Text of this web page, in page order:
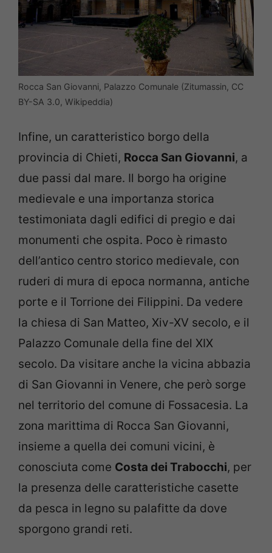
Rocca San Giovanni, Palazzo Comunale (Zitumassin, CC
BY-SA 3.0, Wikipeddia)
Infine, un caratteristico borgo della
provincia di Chieti, Rocca San Giovanni, a
due passi dal mare. Il borgo ha origine
medievale e una importanza storica
testimoniata dagli edifici di pregio e dai
monumenti che ospita. Poco è rimasto
dell’antico centro storico medievale, con
ruderi di mura di epoca normanna, antiche
porte e il Torrione dei Filippini. Da vedere
la chiesa di San Matteo, Xiv-XV secolo, e il
Palazzo Comunale della fine del XIX
secolo. Da visitare anche la vicina abbazia
di San Giovanni in Venere, che però sorge
nel territorio del comune di Fossacesia. La
zona marittima di Rocca San Giovanni,
insieme a quella dei comuni vicini, è
conosciuta come Costa dei Trabocchi, per
la presenza delle caratteristiche casette
da pesca in legno su palafitte da dove
sporgono grandi reti.